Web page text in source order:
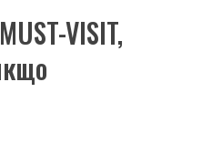
MUST-VISIT,